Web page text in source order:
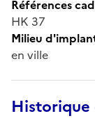
Références
HK 37
Milieu
en ville